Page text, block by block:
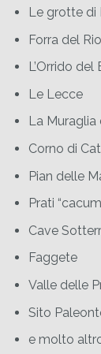
Le grotte di
Forra del
L’Orrido del
Le Lecce
La
Corno di
Pian delle
Prati
Cave
Faggete
Valle delle
Sito
e molto